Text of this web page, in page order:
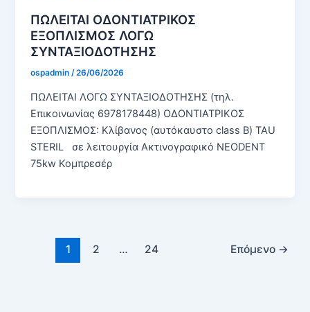
ΠΩΛΕΙΤΑΙ ΟΔΟΝΤΙΑΤΡΙΚΟΣ
ΕΞΟΠΛΙΣΜΟΣ ΛΟΓΩ
ΣΥΝΤΑΞΙΟΔΟΤΗΣΗΣ
ospadmin /26/06/2026
ΠΩΛΕΙΤΑΙ ΛΟΓΩ ΣΥΝΤΑΞΙΟΔΟΤΗΣΗΣ (τηλ.
Επικοινωνίας 6978178448) ΟΔΟΝΤΙΑΤΡΙΚΟΣ
ΕΞΟΠΛΙΣΜΟΣ: Κλίβανος (αυτόκαυστο class B) TAU
STERIL σε λειτουργία Ακτινογραφικό NEODENT
75kw Koμπρεσέρ
1 2 … 24 Επόμενο →